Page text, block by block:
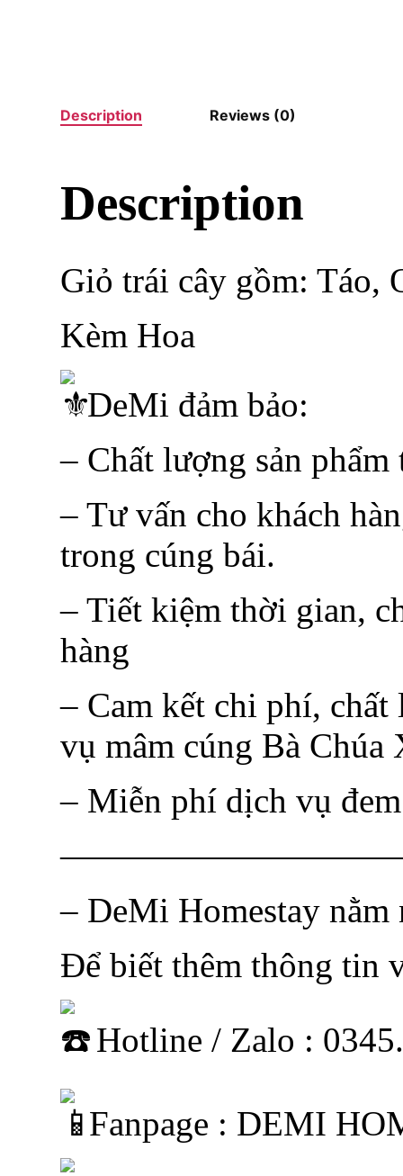
Description Reviews (0)
Description
Giỏ trái cây gồm: Táo,
Kèm Hoa
DeMi đảm bảo:
– Chất lượng sản
– Tư vấn cho khách
trong cúng bái.
– Tiết kiệm thời gian,
hàng
– Cam kết chi phí,
vụ mâm cúng Bà Chúa
– Miễn phí dịch vụ
– DeMi Homestay
Để biết thêm thông tin
Hotline / Zalo :
Fanpage : DEMI